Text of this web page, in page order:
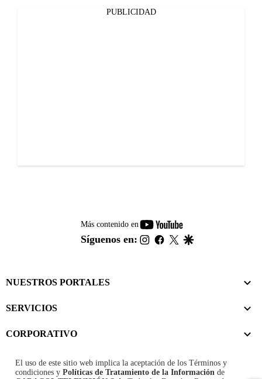
PUBLICIDAD
Más contenido en
youtube-
footer
Síguenos en: instagram
facebook
twitter
NUESTROS PORTALES
SERVICIOS
CORPORATIVO
El uso de este sitio web implica la aceptación de los Términos y
condiciones y Políticas de Tratamiento de la Información de